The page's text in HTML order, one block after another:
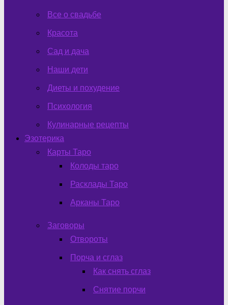
Все о свадьбе
Красота
Сад и дача
Наши дети
Диеты и похудение
Психология
Кулинарные рецепты
Эзотерика
Карты Таро
Колоды таро
Расклады Таро
Арканы Таро
Заговоры
Отвороты
Порча и сглаз
Как снять сглаз
Снятие порчи